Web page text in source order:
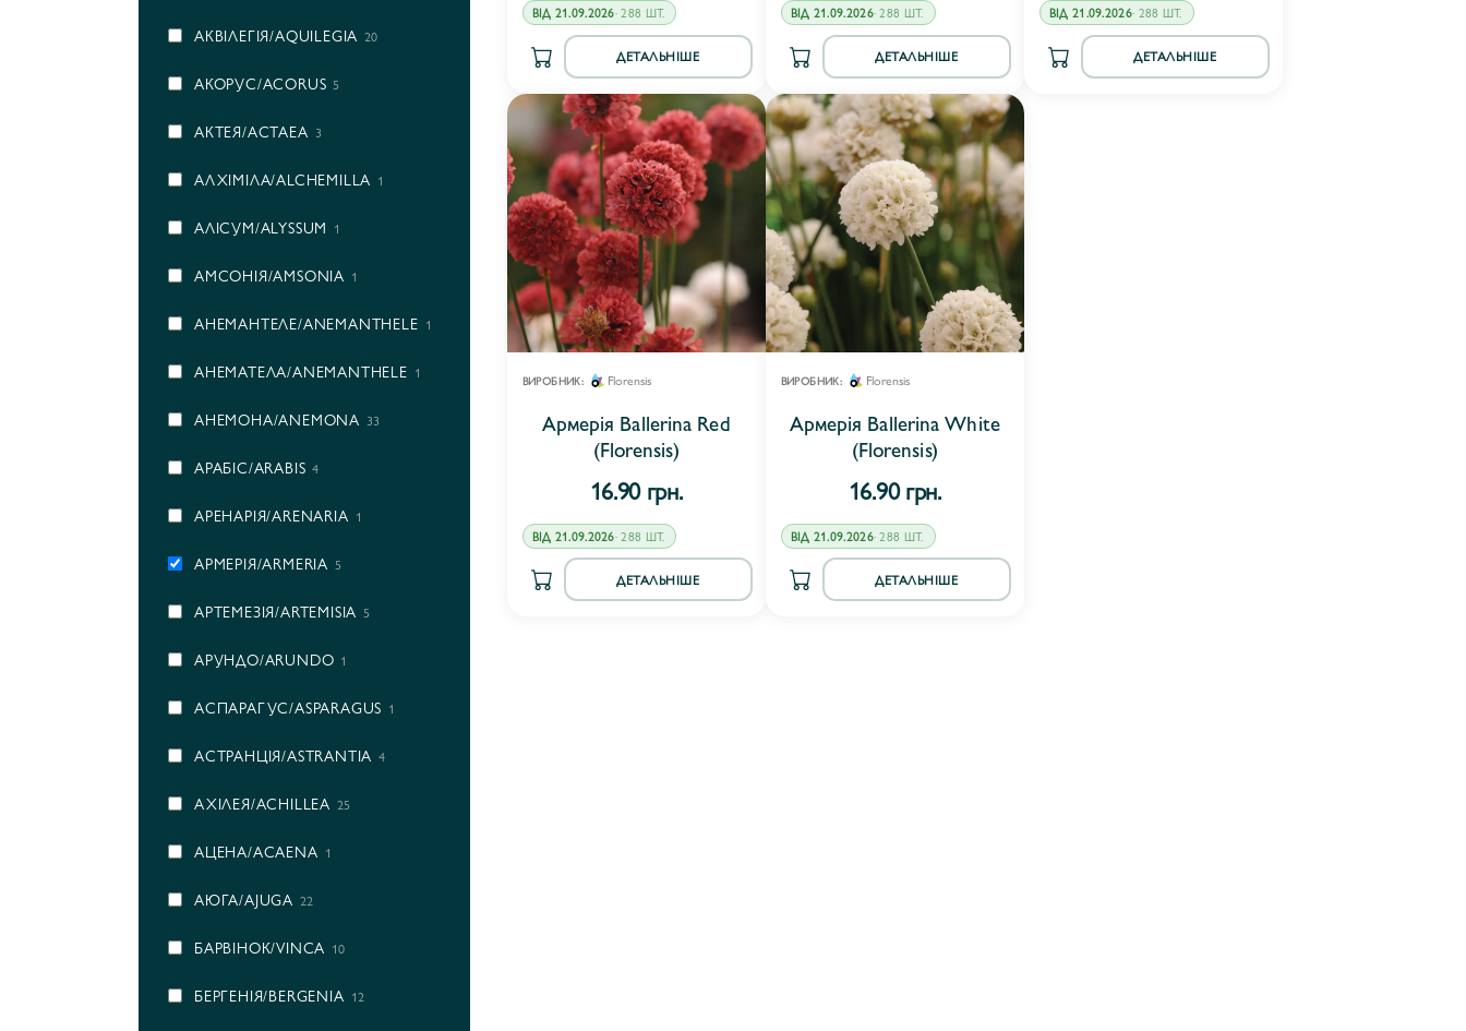
АКВІЛЕГІЯ/AQUILEGIA 20
АКОРУС/ACORUS 5
АКТЕЯ/ACTAEA 3
АЛХІМІЛА/ALCHEMILLA 1
АЛІСУМ/ALYSSUM 1
АМСОНІЯ/AMSONIA 1
АНЕМАНТЕЛЕ/ANEMANTHELE 1
АНЕМАТЕЛА/ANEMANTHELE 1
АНЕМОНА/ANEMONA 33
АРАБІС/ARABIS 4
АРЕНАРІЯ/ARENARIA 1
АРМЕРІЯ/ARMERIA 5
АРТЕМЕЗІЯ/ARTEMISIA 5
АРУНДО/ARUNDO 1
АСПАРАГУС/ASPARAGUS 1
АСТРАНЦІЯ/ASTRANTIA 4
АХІЛЕЯ/ACHILLEA 25
АЦЕНА/ACAENA 1
АЮГА/AJUGA 22
БАРВІНОК/VINCA 10
БЕРГЕНІЯ/BERGENIA 12
ВІД 21.09.2026· 288 ШТ.
ДЕТАЛЬНІШЕ
ВІД 21.09.2026· 288 ШТ.
ДЕТАЛЬНІШЕ
ВІД 21.09.2026· 288 ШТ.
ДЕТАЛЬНІШЕ
ВИРОБНИК: Florensis
Армерія Ballerina Red
(Florensis)
16.90 грн.
ВІД 21.09.2026· 288 ШТ.
ДЕТАЛЬНІШЕ
ВИРОБНИК: Florensis
Армерія Ballerina White
(Florensis)
16.90 грн.
ВІД 21.09.2026· 288 ШТ.
ДЕТАЛЬНІШЕ